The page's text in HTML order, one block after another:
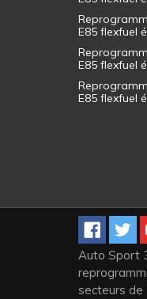
E85 flexfuel
E85 flexfuel
E85 flexfuel
Auto Sport
secteurs de